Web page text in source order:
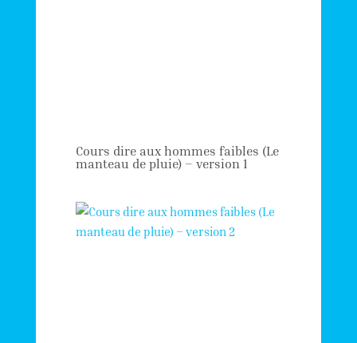
Cours dire aux hommes faibles (Le
manteau de pluie) – version 1